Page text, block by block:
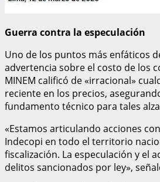
Guerra contra la especulación
Uno de los puntos más enfáticos
advertencia sobre el costo de los
MINEM calificó de «irracional»
reciente en los precios,
fundamento técnico para tales
«Estamos articulando acciones
Indecopi en todo el territorio
fiscalización. La especulación y el
delitos sancionados por ley»,